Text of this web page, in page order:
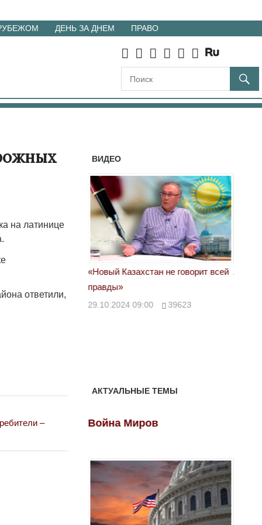
ДЕНЬ ЗА ДНЕМ ПРАВО
на латинице
ответили,
–
ВИДЕО
в Жанаозене.
с
«Новый Казахстан не говорит всей
правды»
29.10.2024 09:00 39623
АКТУАЛЬНЫЕ ТЕМЫ
Война Миров